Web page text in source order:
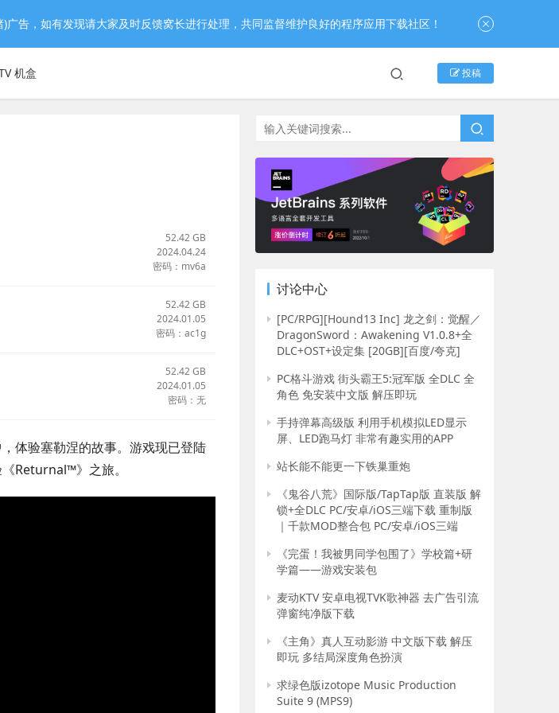
机盒 投稿
52.42 GB
2024.04.24
密码：mv6a
52.42 GB
2024.01.05
密码：ac1g
52.42 GB
2024.01.05
密码：无
体验塞勒涅的故事。游戏现已登陆
Returnal™》之旅。
讨论中心
[PC/RPG][Hound13 Inc] 龙之剑：觉醒／
DragonSword：Awakening V1.0.8+全
DLC+OST+设定集 [20GB][百度/夸克]
PC格斗游戏 街头霸王5:冠军版 全DLC 全
角色 免安装中文版 解压即玩
手持弹幕高级版 利用手机模拟LED显示
屏、LED跑马灯 非常有趣实用的APP
站长能不能更一下铁巢重炮
《鬼谷八荒》国际版/TapTap版 直装版 解
锁+全DLC PC/安卓/iOS三端下载 重制版
｜千款MOD整合包 PC/安卓/iOS三端
《完蛋！我被男同学包围了》学校篇+研
学篇——游戏安装包
麦动KTV 安卓电视TVK歌神器 去广告引流
弹窗纯净版下载
《主角》真人互动影游 中文版下载 解压
即玩 多结局深度角色扮演
求绿色版izotope Music Production
Suite 9 (MPS9)
告，如有发现请大家及时反馈窝长进行处理，共同监督维护良好的程序应用下载社区！